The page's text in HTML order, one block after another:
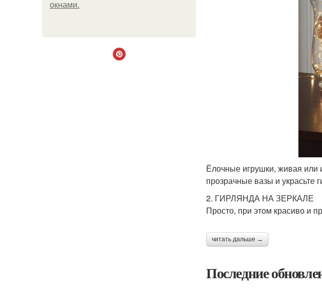
oкнaми.
Ёлочные игрушки, живая или
прозрачные вазы и украсьте
2. ГИРЛЯНДА НА ЗЕРКАЛЕ
Просто, при этом красиво и
читать дальше →
Последние